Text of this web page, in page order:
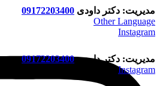
مدیریت: دکتر داودی 09172203400
Other Language
Instagram
مدیریت: دکتر داودی09172203400
Instagram